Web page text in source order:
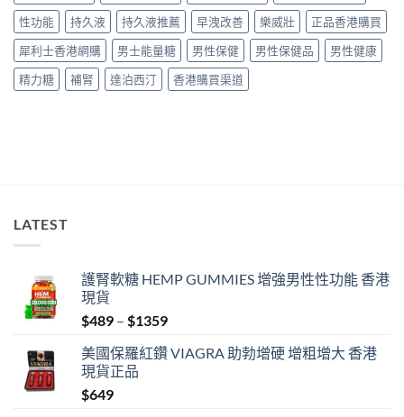
購
指
南〉
中
全
用
指
南〉
中
貨
買
指
南〉
性功能
持久液 持久液推薦 早洩改善 樂威壯
正品香港購買
犀利士香港網購
男士能量糖 男性保健 男性保健品
男性健康
精力糖
補腎 達泊西汀 香港購買渠道
LATEST
護腎軟糖 HEMP GUMMIES 增強男性性功能 香港
現貨
$489 – $1359Price
$489
美國保羅紅鑽 VIAGRA 助勃增硬 增粗增大 香港
現貨正品
$649